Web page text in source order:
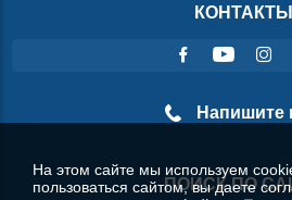
КОНТАКТЫ
Напишите
ПОИСК ПО
На этом сайте мы используем
пользоваться сайтом, вы даете